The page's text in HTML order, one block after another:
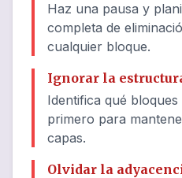
Haz una pausa y
completa de
cualquier bloque.
Ignorar la
Identifica qué
primero para
capas.
Olvidar la